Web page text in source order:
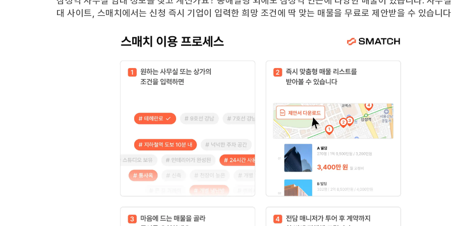
대 사이트, 스매치에서는 신청 즉시 기업이 입력한 희망 조건에 딱 맞는 매물을 무료로 제안받을 수 있습니